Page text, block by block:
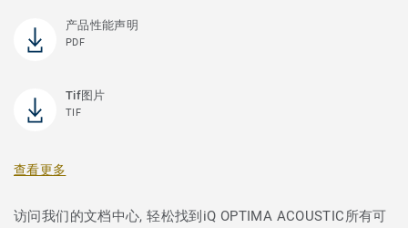
产品性能声明
PDF
Tif图片
TIF
查看更多
访问我们的文档中心, 轻松找到iQ OPTIMA ACOUSTIC所有可